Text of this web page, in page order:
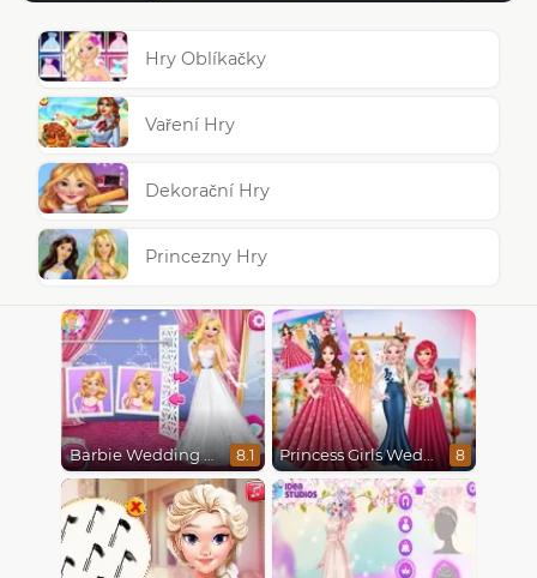
Hry Oblíkačky
Vaření Hry
Dekorační Hry
Princezny Hry
Barbie Wedding Fun 8.1 Princess Girls Wedding Trip 8